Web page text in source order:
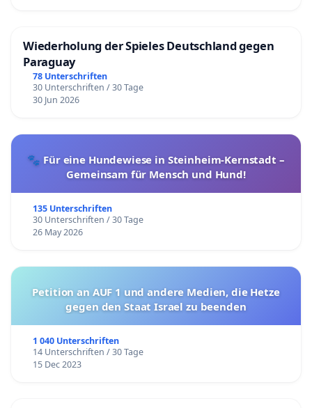
Wiederholung der Spieles Deutschland gegen
Paraguay
78 Unterschriften
30 Unterschriften / 30 Tage
30 Jun 2026
🐾 Für eine Hundewiese in Steinheim-Kernstadt –
Gemeinsam für Mensch und Hund!
135 Unterschriften
30 Unterschriften / 30 Tage
26 May 2026
Petition an AUF 1 und andere Medien, die Hetze
gegen den Staat Israel zu beenden
1 040 Unterschriften
14 Unterschriften / 30 Tage
15 Dec 2023